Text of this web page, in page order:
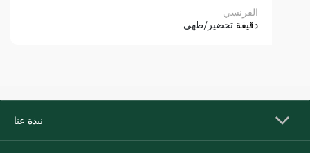
الفرنسي
دقيقة تحضير/طهي
نبذة عنا